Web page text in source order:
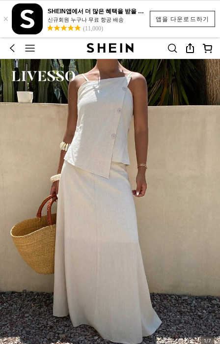
앱을 다운로드하기
×
SHEIN앱에서 더 많은 혜택을 받을 수 있어요.
신규회원 누구나 무료 항공 배송
(11,000)
1/7